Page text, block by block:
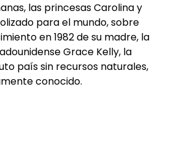
las princesas Carolina y
para el mundo, sobre
en 1982 de su madre, la
Grace Kelly, la
país sin recursos naturales,
conocido.